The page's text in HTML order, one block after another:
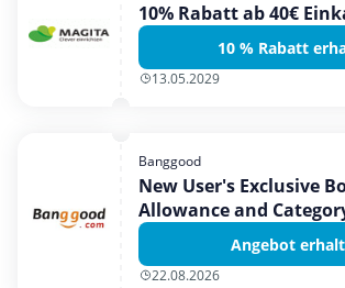
10% Rabatt ab 40€
10 % Rabatt
13.05.2029
Banggood
New User's Exclusive
Allowance and
Angebot
22.08.2026